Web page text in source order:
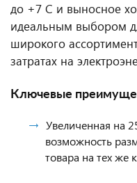
до +7 C и выносное
идеальным выбором
широкого
затратах на
Ключевые
Увеличенная на
возможность
товара на тех же